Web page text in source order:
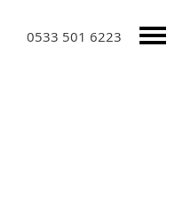
0533 501 6223